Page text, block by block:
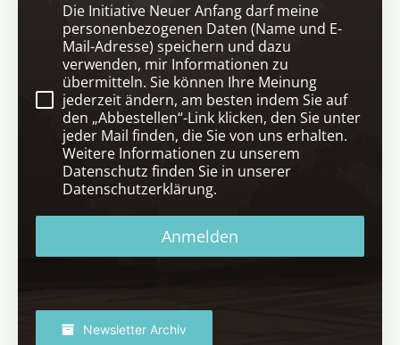
Die Initiative Neuer Anfang darf meine
personenbezogenen Daten (Name und E-
Mail-Adresse) speichern und dazu
verwenden, mir Informationen zu
übermitteln. Sie können Ihre Meinung
jederzeit ändern, am besten indem Sie auf
den „Abbestellen“-Link klicken, den Sie unter
jeder Mail finden, die Sie von uns erhalten.
Weitere Informationen zu unserem
Datenschutz finden Sie in unserer
Datenschutzerklärung.
Anmelden
Newsletter Archiv